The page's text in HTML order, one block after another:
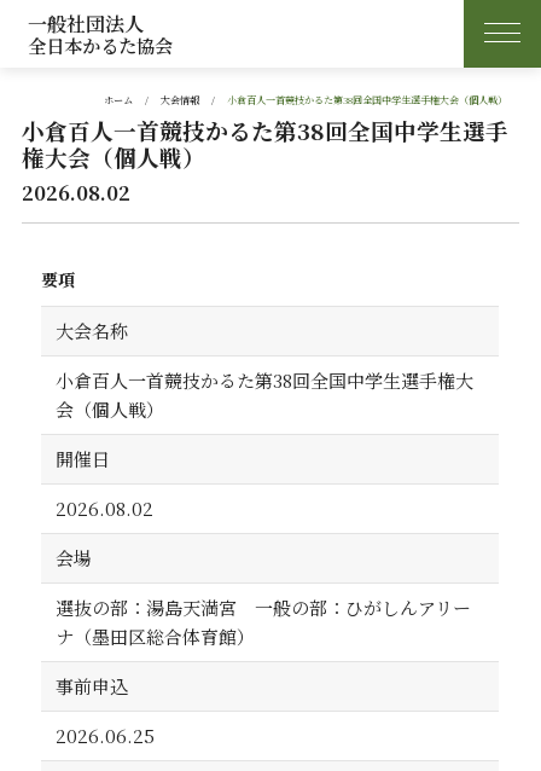
一般社団法人
全日本かるた協会
ホーム 大会情報 小倉百人一首競技かるた第38回全国中学生選手権大会（個人戦）
小倉百人一首競技かるた第38回全国中学生選手
権大会（個人戦）
2026.08.02
要項
大会名称
小倉百人一首競技かるた第38回全国中学生選手権大
会（個人戦）
開催日
2026.08.02
会場
選抜の部：湯島天満宮 一般の部：ひがしんアリー
ナ（墨田区総合体育館）
事前申込
2026.06.25